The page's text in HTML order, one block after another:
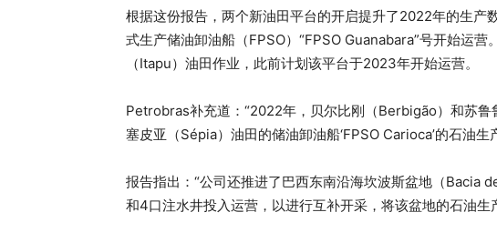
根据这份报告，两个新油田平台的开启提升了2022年的生
式生产储油卸油船（FPSO）“FPSO Guanabara”号开始运
（Itapu）油田作业，此前计划该平台于2023年开始运营。
Petrobras补充道：“2022年，贝尔比刚（Berbigão）和苏
塞皮亚（Sépia）油田的储油卸油船‘FPSO Carioca’的石油生
报告指出：“公司还推进了巴西东南沿海坎波斯盆地（Bacia
和4口注水井投入运营，以进行互补开采，将该盆地的石油生